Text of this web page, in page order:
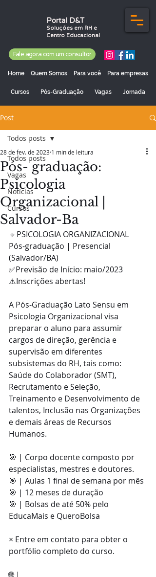
Portal D&T
Soluções em RH e
Centro Educacional
Fale agora com um consultor
Home Quem Somos Para você Para empresas
Cursos Pós-Graduação Vagas Jornada
Post
Todos posts
Vagas
Notícias
Cursos
Todos posts
Pós- graduação:
Psicologia
Organizacional |
Salvador-Ba
28 de fev. de 2023 1 min de leitura
🔸️PSICOLOGIA ORGANIZACIONAL
Pós-graduação | Presencial
(Salvador/BA)
✅Previsão de Início: maio/2023
⚠️Inscrições abertas!
A Pós-Graduação Lato Sensu em
Psicologia Organizacional visa
preparar o aluno para assumir
cargos de direção, gerência e
supervisão em diferentes
subsistemas do RH, tais como:
Saúde do Colaborador (SMT),
Recrutamento e Seleção,
Treinamento e Desenvolvimento de
talentos, Inclusão nas Organizações
e demais áreas de Recursos
Humanos.
🎯 | Corpo docente composto por
especialistas, mestres e doutores.
🎯 | Aulas 1 final de semana por mês
🎯 | 12 meses de duração
🎯 | Bolsas de até 50% pelo
EducaMais e QueroBolsa
× Entre em contato para obter o
portfólio completo do curso.
🌐 |